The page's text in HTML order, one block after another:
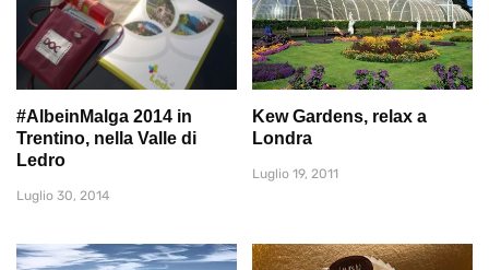
#AlbeinMalga 2014 in
Trentino, nella Valle di
Ledro
Luglio 30, 2014
Kew Gardens, relax a
Londra
Luglio 19, 2011